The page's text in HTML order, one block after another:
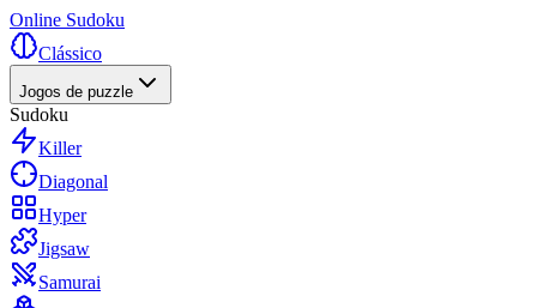
Online Sudoku
Clássico
Jogos de puzzle
Sudoku
Killer
Diagonal
Hyper
Jigsaw
Samurai